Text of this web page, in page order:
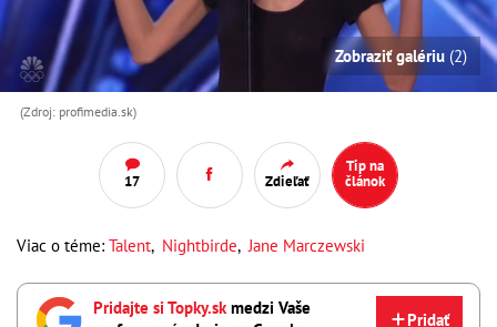
Zobraziť galériu (2)
(Zdroj: profimedia.sk)
17 Zdieľať
Tip na
článok
Viac o téme: Talent, Nightbirde, Jane Marczewski
Pridajte si Topky.skmedzi Vaše
Pridať